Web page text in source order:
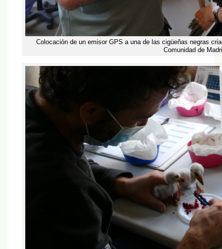
Colocación de un emisor GPS a una de las cigüeñas negras
Comunidad de